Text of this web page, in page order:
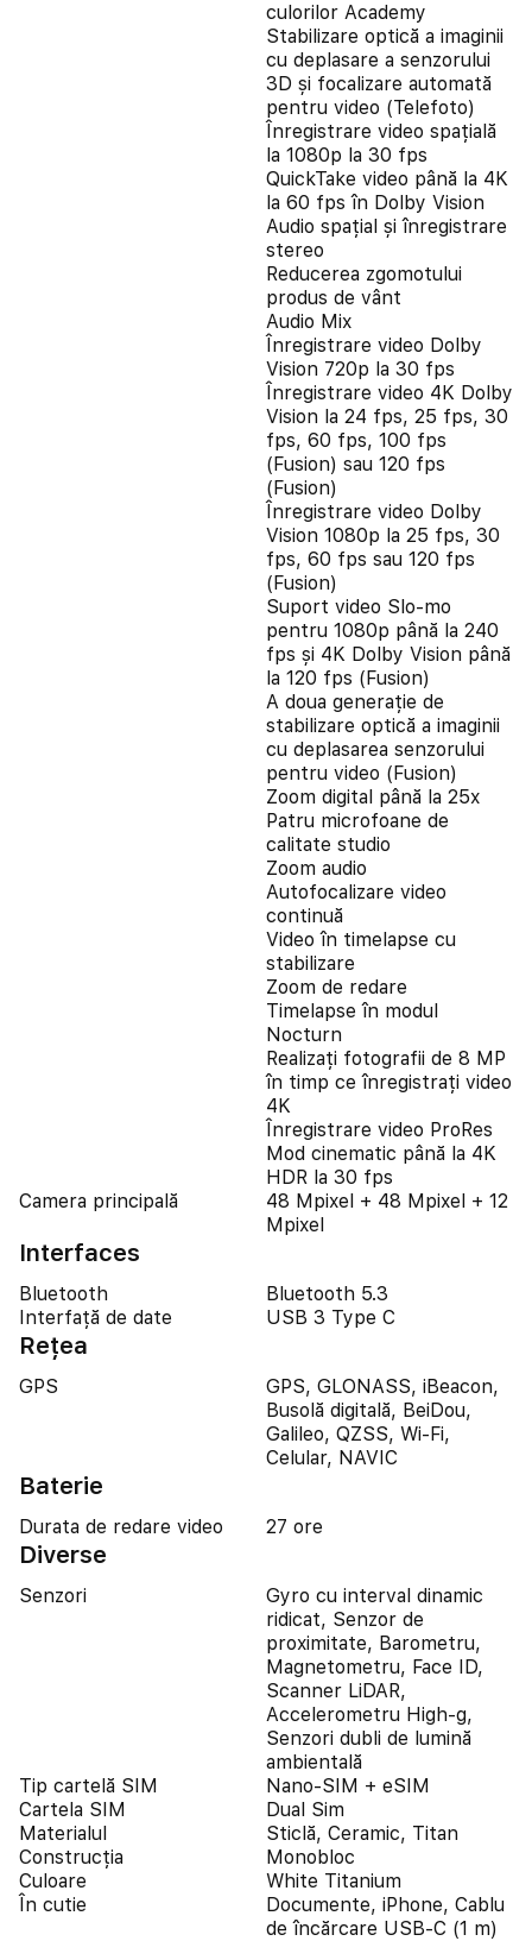
culorilor Academy
Stabilizare optică a imaginii
cu deplasare a senzorului
3D și focalizare automată
pentru video (Telefoto)
Înregistrare video spațială
la 1080p la 30 fps
QuickTake video până la 4K
la 60 fps în Dolby Vision
Audio spațial și înregistrare
stereo
Reducerea zgomotului
produs de vânt
Audio Mix
Înregistrare video Dolby
Vision 720p la 30 fps
Înregistrare video 4K Dolby
Vision la 24 fps, 25 fps, 30
fps, 60 fps, 100 fps
(Fusion) sau 120 fps
(Fusion)
Înregistrare video Dolby
Vision 1080p la 25 fps, 30
fps, 60 fps sau 120 fps
(Fusion)
Suport video Slo-mo
pentru 1080p până la 240
fps și 4K Dolby Vision până
la 120 fps (Fusion)
A doua generație de
stabilizare optică a imaginii
cu deplasarea senzorului
pentru video (Fusion)
Zoom digital până la 25x
Patru microfoane de
calitate studio
Zoom audio
Autofocalizare video
continuă
Video în timelapse cu
stabilizare
Zoom de redare
Timelapse în modul
Nocturn
Realizați fotografii de 8 MP
în timp ce înregistrați video
4K
Înregistrare video ProRes
Mod cinematic până la 4K
HDR la 30 fps
Camera principală
48 Mpixel + 48 Mpixel + 12
Mpixel
Interfaces
Bluetooth
Bluetooth 5.3
Interfață de date
USB 3 Type C
Reţea
GPS
GPS, GLONASS, iBeacon,
Busolă digitală, BeiDou,
Galileo, QZSS, Wi-Fi,
Celular, NAVIC
Baterie
Durata de redare video 27 ore
Diverse
Senzori
Gyro cu interval dinamic
ridicat, Senzor de
proximitate, Barometru,
Magnetometru, Face ID,
Scanner LiDAR,
Accelerometru High-g,
Senzori dubli de lumină
ambientală
Tip cartelă SIM
Nano-SIM + eSIM
Cartela SIM
Dual Sim
Materialul
Sticlă, Ceramic, Titan
Construcția
Monobloc
Culoare
White Titanium
În cutie
Documente, iPhone, Cablu
de încărcare USB-C (1 m)